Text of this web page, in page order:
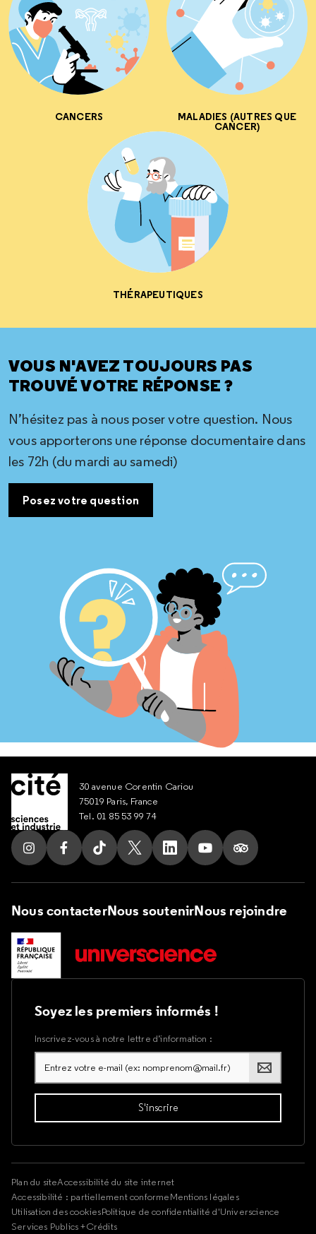
CANCERS MALADIES (AUTRES QUE
CANCER)
THÉRAPEUTIQUES
VOUS N'AVEZ TOUJOURS PAS
TROUVÉ VOTRE RÉPONSE ?
N’hésitez pas à nous poser votre question. Nous
vous apporterons une réponse documentaire dans
les 72h (du mardi au samedi)
Posez votre question
30 avenue Corentin Cariou
75019 Paris, France
Tel. 01 85 53 99 74
Suivez nous sur Instagram
Suivez nous sur Facebook
Suivez nous sur Tik Tok
Suivez nous sur X
Suivez nous sur LinkedIn
Suivez nous sur
Suivez nous
Nous contacterNous soutenirNous rejoindre
Soyez les premiers informés !
Inscrivez-vous à notre lettre d’information :
Plan du siteAccessibilité du site internet
Accessibilité : partiellement conformeMentions légales
Utilisation des cookiesPolitique de confidentialité d'Universcience
Services Publics +Crédits